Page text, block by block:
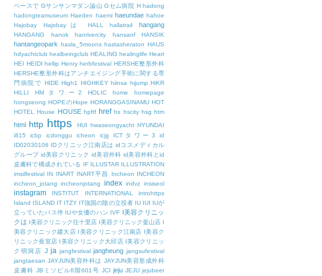
ペースで Gサンサンマダン論山 Gセム病院 H hadong
hadongteamuseum Haeden haemi haeundae hahoe
Hajobay
Hajobayは HALL hallatrail hangang
HANGANG hanok hanrivercity hansanf HANSIK
hantangeopark hasla_5moons hastasheraton HAUS
hdyachtclub healbeingclub HEALING healinglife Heart
HEI HEIDI hellip Henry herbfestival HERSHE整形外科
HERSHE整形外科はアンチエイジング手術に関する専
門病院で HIDE High1 HIGHKEY hiinsa hijump HiKR
HILLI
HMタワー2 HOLIC home
homepage
hongseong HOPEのHope HORANGGASINAMU HOT
HOTEL
House HOUSE hpftf href hs hscity hsg htm
html http https HUI hwaseongyacht HYUNDAI
i815
icbp icdonggu icheon icjg ICTタワー3
id
ID02030106 IDクリニック江南店は idコスメディカル
グループ id美容クリニック id美容外科 id美容外科とid
皮膚科で構成されている IF ILLUSTAR ILLUSTRATION
imsilfestival IN INART INART平昌 Incheon INCHEON
incheon_jotang
incheonjotang index indvz insiseol
instagram INSTITUT INTERNATIONAL
introhttps
Island ISLAND IT ITZY IT強国の陰の立役者 IU IUI IUが
立っていたバス停 IUや女優のハン IVF I美容クリニッ
クは I美容クリニック往十里店 I美容クリニック釜山店 I
美容クリニック建大店 I美容クリニック江南店 I美容ク
リニック蚕室店 I美容クリニック大邱店 I美容クリニッ
ク明洞店 J ja jangfestival jangheung jangsufestival
jangtaesan JAYJUN美容外科は JAYJUN美容形成外科
皮膚科 JBミソビル6階601号 JCI jeju JEJU jejubeer